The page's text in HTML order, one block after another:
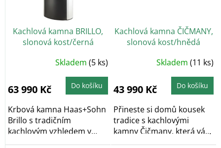
Kachlová kamna BRILLO,
slonová kost/černá
Skladem (5 ks)
63 990 Kč Do košíku
Krbová kamna Haas+Sohn
Brillo s tradičním
kachlovým vzhledem v
elegantním až
Kachlová kamna ČIČMANY,
slonová kost/hnědá
Skladem (11 ks)
43 990 Kč Do košíku
Přineste si domů kousek
tradice s kachlovými
kamny Čičmany, která vás
okouzlí svým...